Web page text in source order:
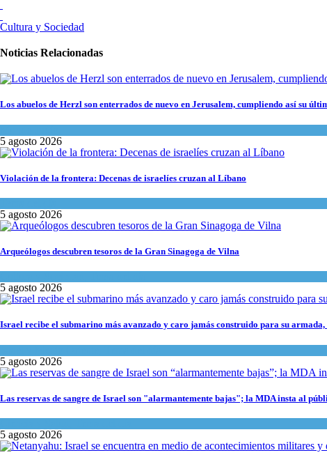
Cultura y Sociedad
Noticias Relacionadas
Los abuelos de Herzl son enterrados de nuevo en Jerusalem, cumpliendo así su
5 agosto 2026
Violación de la frontera: Decenas de israelíes cruzan al Líbano
5 agosto 2026
Arqueólogos descubren tesoros de la Gran Sinagoga de Vilna
5 agosto 2026
Israel recibe el submarino más avanzado y caro jamás construido para su
5 agosto 2026
Las reservas de sangre de Israel son "alarmantemente bajas"; la MDA insta al
5 agosto 2026